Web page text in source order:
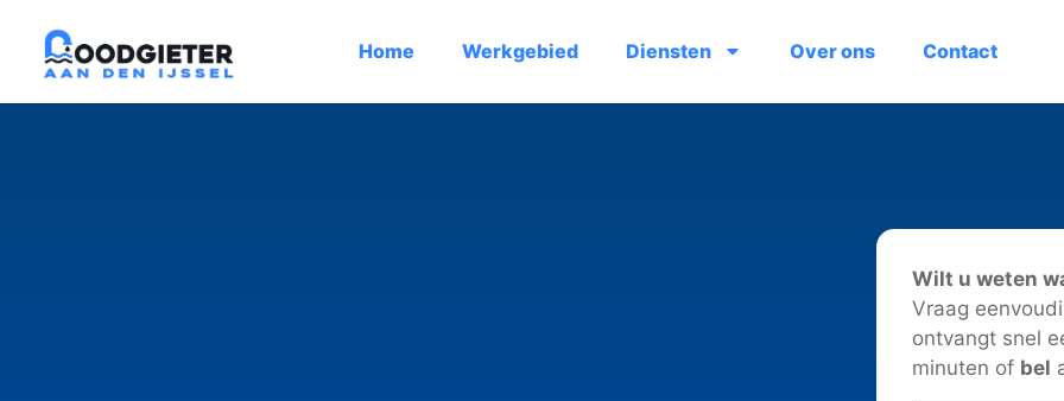
Home Werkgebied Diensten Over ons Contact
Wilt u weten
Vraag
ontvangt snel
minuten of bel